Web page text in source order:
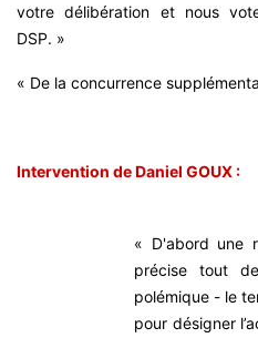
votre délibération et nous
DSP. »
« De la concurrence
Intervention de Daniel GOUX :
« D'abord une
précise tout
polémique - le
pour désigner